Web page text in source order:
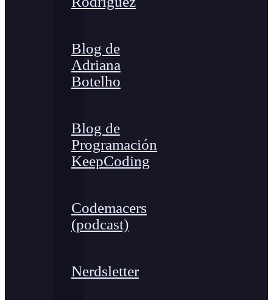
Blog de
Adriana
Botelho
Blog de
Programación
KeepCoding
Codemacers
(podcast)
Nerdsletter